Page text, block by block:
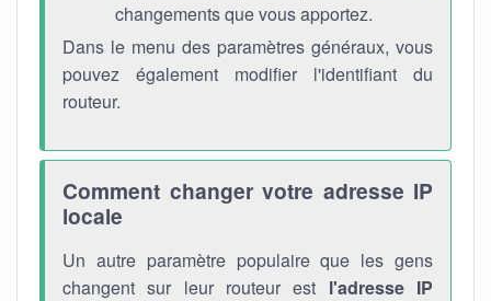
changements que vous apportez.
Dans le menu des paramètres généraux, vous
pouvez également modifier l'identifiant du
routeur.
Comment changer votre adresse IP
locale
Un autre paramètre populaire que les gens
changent sur leur routeur est l'adresse IP